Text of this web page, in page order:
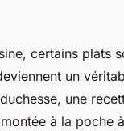
pour
et
, certains plats
un
une
à la poche